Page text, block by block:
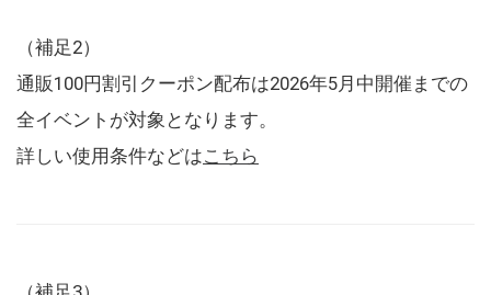
（補足2）
通販100円割引クーポン配布は2026年5月中開催までの
全イベントが対象となります。
詳しい使用条件などはこちら